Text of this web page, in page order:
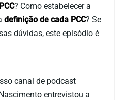
? Como estabelecer a
definição de cada PCC? Se
dúvidas, este episódio é
canal de podcast
entrevistou a